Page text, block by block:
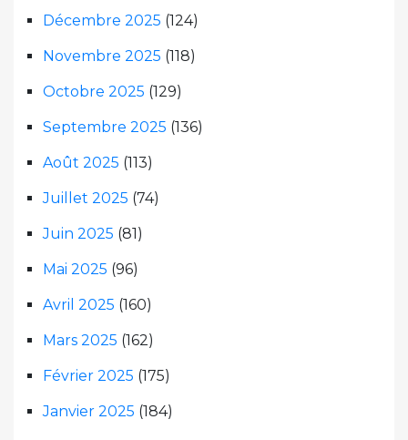
Décembre 2025 (124)
Novembre 2025 (118)
Octobre 2025 (129)
Septembre 2025 (136)
Août 2025 (113)
Juillet 2025 (74)
Juin 2025 (81)
Mai 2025 (96)
Avril 2025 (160)
Mars 2025 (162)
Février 2025 (175)
Janvier 2025 (184)